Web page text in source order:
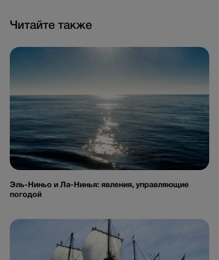
Читайте также
Эль-Ниньо и Ла-Нинья: явления, управляющие
погодой